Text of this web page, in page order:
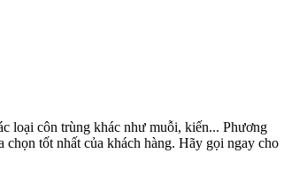
loại côn trùng khác như muỗi, kiến... Phương
tốt nhất của khách hàng. Hãy gọi ngay cho